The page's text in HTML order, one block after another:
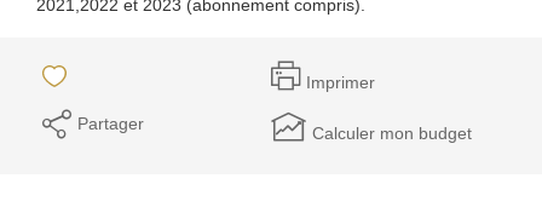
2021,2022 et 2023 (abonnement compris).
Imprimer
Partager Calculer mon budget